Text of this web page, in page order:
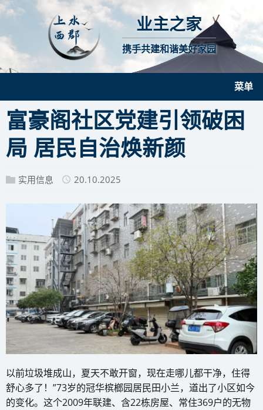
业主之家
携手共建和谐美好家园
菜单
富豪阁社区党建引领破困
局 居民自治焕新颜
实用信息 20.10.2025
以前垃圾堆成山，夏天不敢开窗，现在走哪儿都干净，住得
舒心多了！”73岁的冠华槟榔园居民田小兰，道出了小区如今
的变化。这个2009年联建、含22栋房屋、常住369户的无物